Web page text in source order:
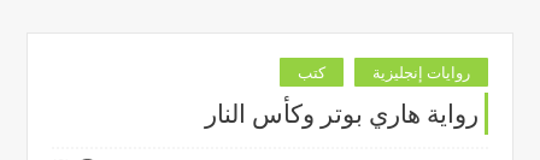
روايات إنجليزية كتب
رواية هاري بوتر وكأس النار